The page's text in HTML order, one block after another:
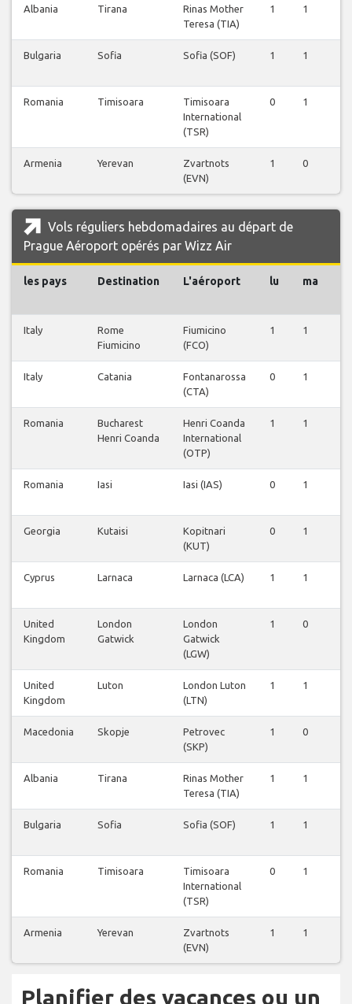
Albania Tirana
Rinas Mother
Teresa (TIA)
1 1
Bulgaria Sofia Sofia (SOF) 1 1
Romania Timisoara
Timisoara
International
(TSR)
0 1
Armenia Yerevan
Zvartnots
(EVN)
1 0
Vols réguliers hebdomadaires au départ de
Prague Aéroport opérés par Wizz Air
les pays Destination L'aéroport lu ma
Italy
Rome
Fiumicino
Fiumicino
(FCO)
1 1
Italy Catania
Fontanarossa
(CTA)
0 1
Romania
Bucharest
Henri Coanda
Henri Coanda
International
(OTP)
1 1
Romania Iasi Iasi (IAS) 0 1
Georgia Kutaisi
Kopitnari
(KUT)
0 1
Cyprus Larnaca Larnaca (LCA) 1 1
United
Kingdom
London
Gatwick
London
Gatwick
(LGW)
1 0
United
Kingdom
Luton
London Luton
(LTN)
1 1
Macedonia Skopje
Petrovec
(SKP)
1 0
Albania Tirana
Rinas Mother
Teresa (TIA)
1 1
Bulgaria Sofia Sofia (SOF) 1 1
Romania Timisoara
Timisoara
International
(TSR)
0 1
Armenia Yerevan
Zvartnots
(EVN)
1 1
Planifier des vacances ou un